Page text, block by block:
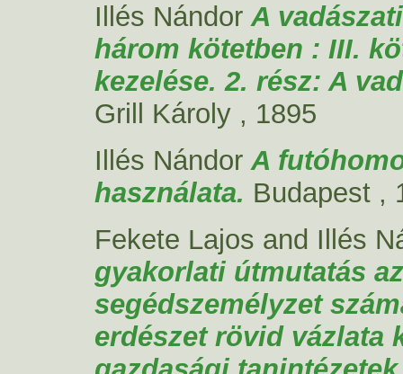
Illés Nándor A
három kötetben : III.
kezelése. 2. rész: A
Grill Károly , 1895
Illés Nándor A
használata. Budapest ,
Fekete Lajos and Illés
gyakorlati útmutatás
segédszemélyzet
erdészet rövid vázlata